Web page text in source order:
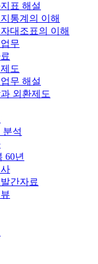
표 해설
통계의 이해
대조표의 이해
무
도
무 해설
외환제도
분석
60년
간자료